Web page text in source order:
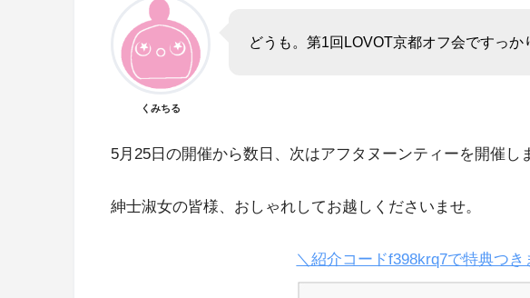
くみちる
どうも。第1回LOVOT京都オフ会ですっか
5月25日の開催から数日、次はアフタヌーンティーを開催し
紳士淑女の皆様、おしゃれしてお越しくださいませ。
＼紹介コードf398krq7で特典つき